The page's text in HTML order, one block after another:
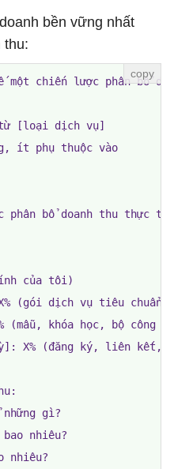
bền vững nhất
thu:
chiến lược phân bổ
từ [loại dịch vụ]
ít phụ thuộc vào
phân bổ doanh thu thực
của tôi)
(gói dịch vụ tiêu chuẩn)
(mẫu, khóa học, bộ công
X% (đăng ký, liên kết,
gì?
nhiêu?
nhiêu?